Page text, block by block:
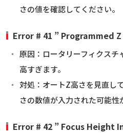
さの値を確認してください。
Error # 41 ” Programmed
原因：ロータリーフィクス
高すぎます。
対処：オートZ高さを見直し
さの数値が入力された可能性
Error # 42 ” Focus Height